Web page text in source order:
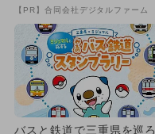
い方”がこれ
【PR】合同会社デジタルファーム
バスと鉄道で三重県を巡ろ